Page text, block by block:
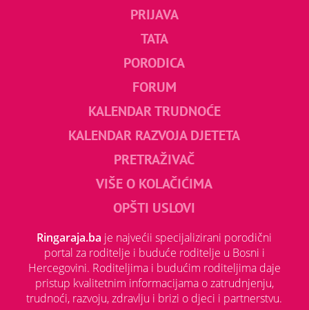
PRIJAVA
TATA
PORODICA
FORUM
KALENDAR TRUDNOĆE
KALENDAR RAZVOJA DJETETA
PRETRAŽIVAČ
VIŠE O KOLAČIĆIMA
OPŠTI USLOVI
Ringaraja.ba je najvećii specijalizirani porodični
portal za roditelje i buduće roditelje u Bosni i
Hercegovini. Roditeljima i budućim roditeljima daje
pristup kvalitetnim informacijama o zatrudnjenju,
trudnoći, razvoju, zdravlju i brizi o djeci i partnerstvu.